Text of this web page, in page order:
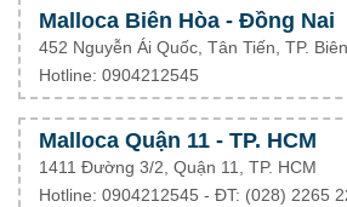
Malloca Biên Hòa - Đồng Nai
452 Nguyễn Ái Quốc, Tân Tiến, TP.
Hotline: 0904212545
Malloca Quận 11 - TP. HCM
1411 Đường 3/2, Quận 11, TP. HCM
Hotline: 0904212545 - ĐT: (028) 2265